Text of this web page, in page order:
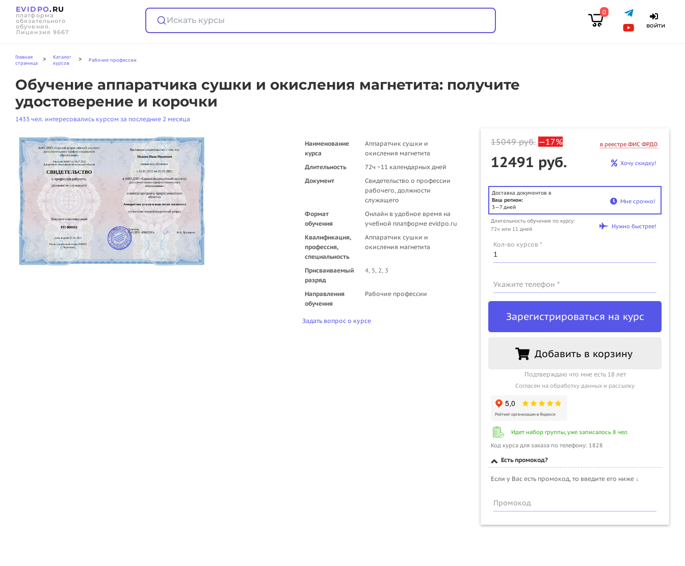
EVIDPO.RU
платформа
обязательного
обучения.
Лицензия 9667
Искать курсы
0
войти
Главная
страница
>
Каталог
курсов
> Рабочие профессии
Обучение аппаратчика сушки и окисления магнетита: получите
удостоверение и корочки
1433 чел. интересовались курсом за последние 2 месяца
Наименование
курса
Аппаратчик сушки и
окисления магнетита
Длительность
72ч ~11 календарных дней
Документ
Свидетельство о профессии
рабочего, должности
служащего
Формат
обучения
Онлайн в удобное время на
учебной платформе evidpo.ru
Квалификация,
профессия,
специальность
Аппаратчик сушки и
окисления магнетита
Присваиваемый
разряд
4, 5, 2, 3
Направления
обучения
Рабочие профессии
Задать вопрос о курсе
15049руб. —17% в реестре ФИС ФРДО
12491 руб. Хочу скидку!
Доставка документов в
Ваш регион:
3—7 дней
Мне срочно!
Длительность обучения по курсу:
72ч или 11 дней
Нужно быстрее!
Кол-во курсов *
Укажите телефон *
Зарегистрироваться на курс
Добавить в корзину
Подтверждаю что мне есть 18 лет
Согласен на обработку данных и рассылку
Идет набор группы, уже записалось 8 чел.
Код курса для заказа по телефону: 1828
Есть промокод?
Если у Вас есть промокод, то введите его ниже ↓
Промокод